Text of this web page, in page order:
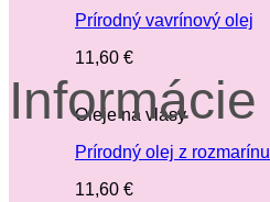
Prírodný vavrínový olej
11,60 €
Oleje na vlasy
Prírodný olej z rozmarínu
11,60 €
Informácie